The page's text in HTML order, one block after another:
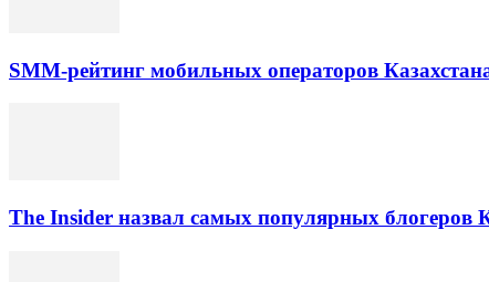
SMM-рейтинг мобильных операторов
The Insider назвал самых популярных блогеров